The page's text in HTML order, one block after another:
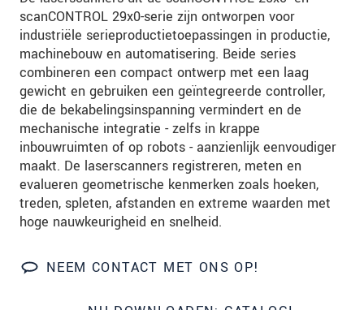
scanCONTROL 29x0-serie zijn ontworpen voor
industriële serieproductietoepassingen in productie,
machinebouw en automatisering. Beide series
combineren een compact ontwerp met een laag
gewicht en gebruiken een geïntegreerde controller,
die de bekabelingsinspanning vermindert en de
mechanische integratie - zelfs in krappe
inbouwruimten of op robots - aanzienlijk eenvoudiger
maakt. De laserscanners registreren, meten en
evalueren geometrische kenmerken zoals hoeken,
treden, spleten, afstanden en extreme waarden met
hoge nauwkeurigheid en snelheid.
NEEM CONTACT MET ONS OP!
We behandelen uw gegevens vertrouwelijk. Lees
onzePrivacyverklaring.
BERICHT VERZENDEN